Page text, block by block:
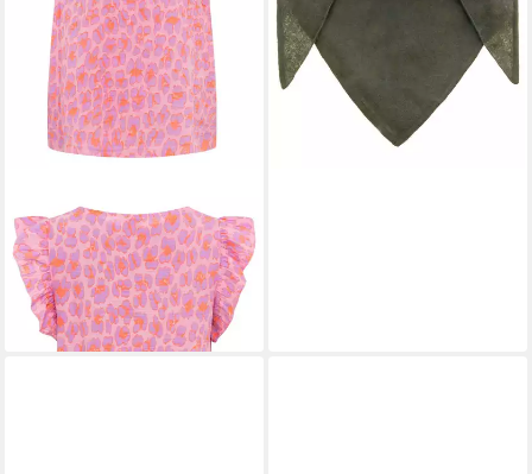
ZWILLINGSHERZBlusenshirt
Kurzarmbluse "Gisele"
44,99 €
+7